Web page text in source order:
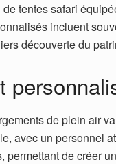
tentes safari
incluent
découverte du
de plein air
avec un personnel
de créer